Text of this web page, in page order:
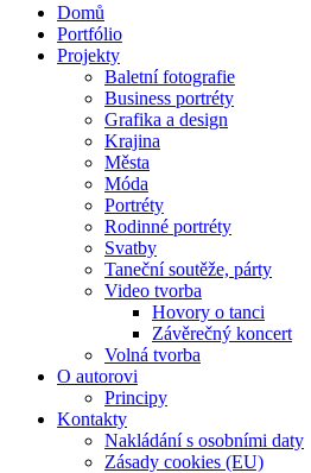
Domů
Portfólio
Projekty
Baletní fotografie
Business portréty
Grafika a design
Krajina
Města
Móda
Portréty
Rodinné portréty
Svatby
Taneční soutěže, párty
Video tvorba
Hovory o tanci
Závěrečný koncert
Volná tvorba
O autorovi
Principy
Kontakty
Nakládání s osobními daty
Zásady cookies (EU)